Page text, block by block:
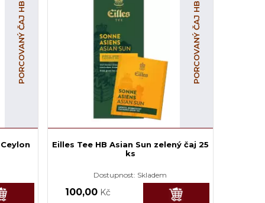
PORCOVANÝ ČAJ HB PORCOVANÝ ČAJ HB
Eilles Tee HB Asian Sun zelený čaj 25
ks
Dostupnost: Skladem
100,00 Kč